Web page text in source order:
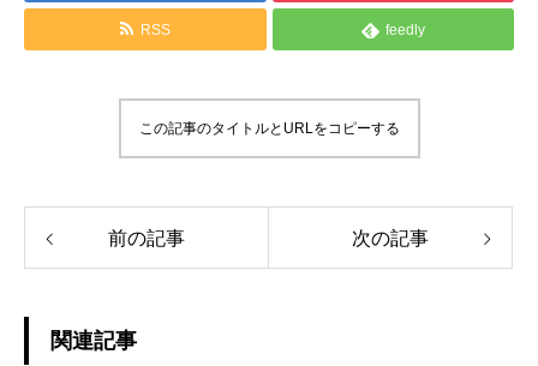
RSS feedly
この記事のタイトルとURLをコピーする
前の記事 次の記事
関連記事